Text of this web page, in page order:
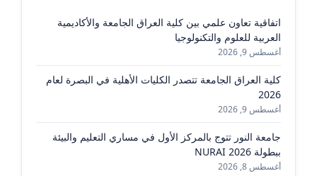
اتفاقية تعاون علمي بين كلية العراق الجامعة والأكاديمية
العربية للعلوم والتكنولوجيا
أغسطس 9, 2026
كلية العراق الجامعة تتصدر الكليات الأهلية في البصرة لعام
2026
أغسطس 9, 2026
جامعة النور تتوج بالمركز الأول في مساري التعليم والبيئة
ببطولة NURAI 2026
أغسطس 8, 2026